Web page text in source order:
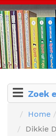
Zoek
Home
Dikkie